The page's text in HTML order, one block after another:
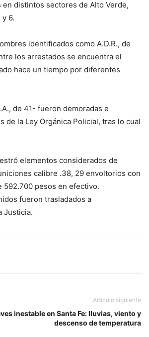
distintos sectores de Alto Verde,
6.
identificados como A.D.R., de
los arrestados se encuentra el
hace un tiempo por diferentes
de 41- fueron demoradas e
la Ley Orgánica Policial, tras lo cual
elementos considerados de
calibre .38, 29 envoltorios con
592.700 pesos en efectivo.
fueron trasladados a
Justicia.
Artículo siguiente
inestable en Santa Fe: lluvias, viento y
descenso de temperatura